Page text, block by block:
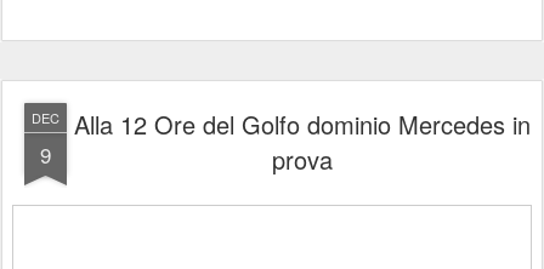
DEC
9
Alla 12 Ore del Golfo dominio Mercedes in
prova